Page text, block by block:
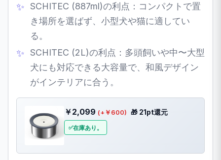
SCHITEC (887ml)の利点：コンパクトで置
き場所を選ばず、小型犬や猫に適してい
る。
SCHITEC (2L)の利点：多頭飼いや中〜大型
犬にも対応できる大容量で、和風デザイン
がインテリアに合う。
￥2,099 (+￥600) 🎁 21pt還元
在庫あり。